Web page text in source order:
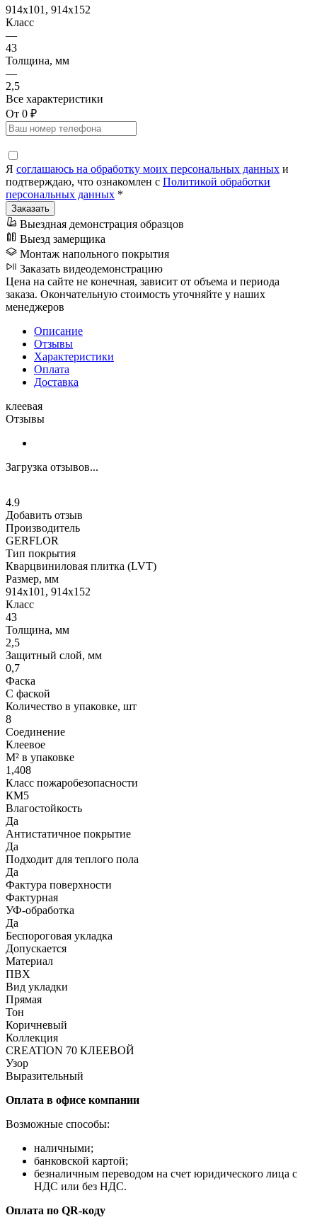
914x101, 914x152
Класс
—
43
Толщина, мм
—
2,5
Все характеристики
От 0 ₽
Я соглашаюсь на обработку моих персональных данных и
подтверждаю, что ознакомлен с Политикой обработки
персональных данных *
Выездная демонстрация образцов
Выезд замерщика
Монтаж напольного покрытия
Заказать видеодемонстрацию
Цена на сайте не конечная, зависит от объема и периода
заказа. Окончательную стоимость уточняйте у наших
менеджеров
Описание
Отзывы
Характеристики
Оплата
Доставка
клеевая
Отзывы
Загрузка отзывов...
4.9
Добавить отзыв
Производитель
GERFLOR
Тип покрытия
Кварцвиниловая плитка (LVT)
Размер, мм
914x101, 914x152
Класс
43
Толщина, мм
2,5
Защитный слой, мм
0,7
Фаска
С фаской
Количество в упаковке, шт
8
Соединение
Клеевое
М² в упаковке
1,408
Класс пожаробезопасности
КМ5
Влагостойкость
Да
Антистатичное покрытие
Да
Подходит для теплого пола
Да
Фактура поверхности
Фактурная
УФ-обработка
Да
Беспороговая укладка
Допускается
Материал
ПВХ
Вид укладки
Прямая
Тон
Коричневый
Коллекция
CREATION 70 КЛЕЕВОЙ
Узор
Выразительный
Оплата в офисе компании
Возможные способы:
наличными;
банковской картой;
безналичным переводом на счет юридического лица с
НДС или без НДС.
Оплата по QR-коду